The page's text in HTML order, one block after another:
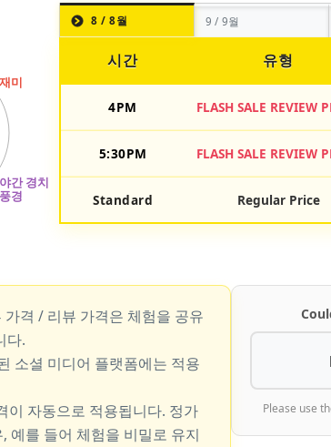
8 / 8월 9 / 9월
시간 유형
4PM FLASH SALE REVIEW
5:30PM FLASH SALE REVIEW
Standard Regular Price
격 / 리뷰 가격은 체험을 공유
다.
소셜 미디어 플랫폼에는 적용
자동으로 적용됩니다. 정가
예를 들어 체험을 비밀로 유지
Please use